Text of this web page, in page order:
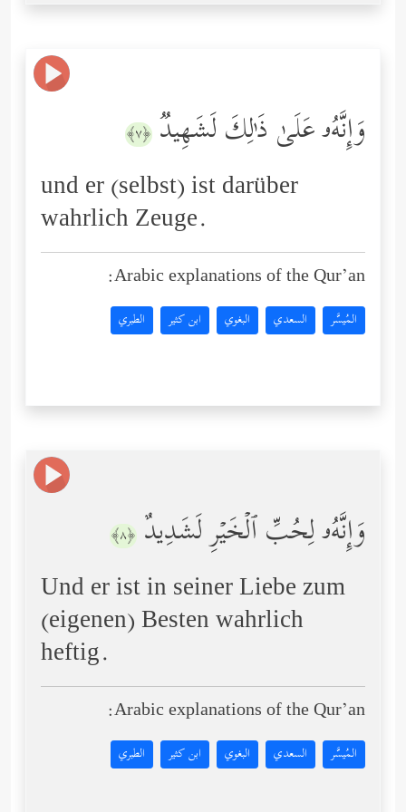
وَإِنَّهُۥ عَلَىٰ ذَ ٰ⁠لِكَ لَشَهِیدࣱ ﴿٧﴾
und er (selbst) ist darüber
wahrlich Zeuge.
Arabic explanations of the Qur’an:
المُيسَّر السعدي البغوي ابن كثير الطبري
وَإِنَّهُۥ لِحُبِّ ٱلۡخَیۡرِ لَشَدِیدٌ ﴿٨﴾
Und er ist in seiner Liebe zum
(eigenen) Besten wahrlich
heftig.
Arabic explanations of the Qur’an:
المُيسَّر السعدي البغوي ابن كثير الطبري